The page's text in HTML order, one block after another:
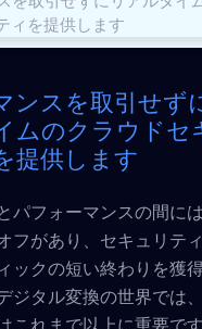
ンスを取引せず
ムのクラウドセ
提供します
パフォーマンスの間に
フがあり、セキュリテ
ックの短い終わりを獲
ジタル変換の世界では
これまで以上に重要です